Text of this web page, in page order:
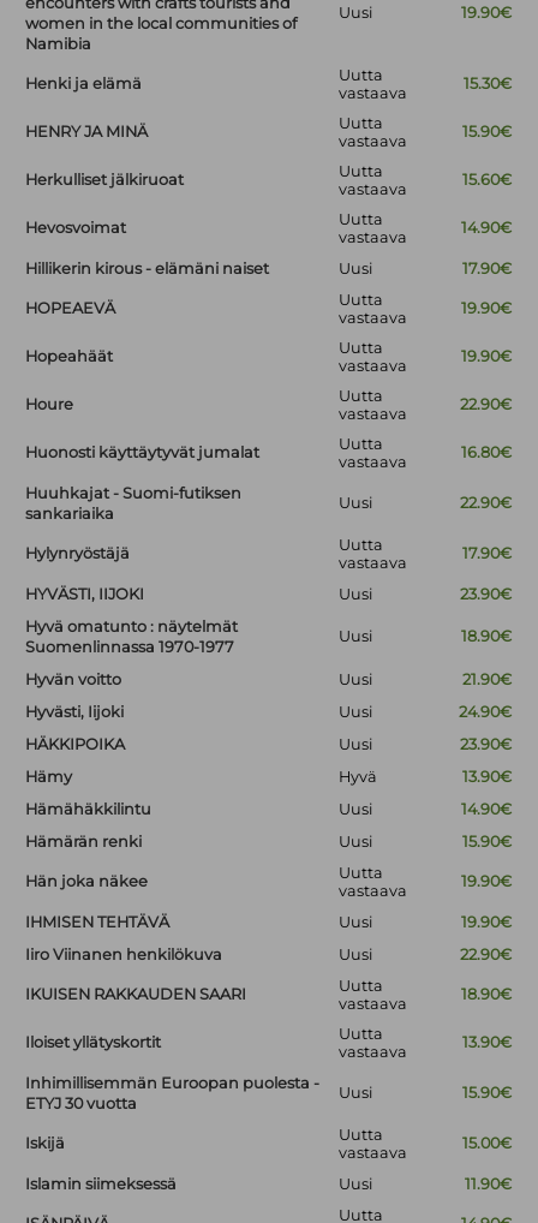
women in the local communities of
Namibia
Uusi 19.90€
Henki ja elämä
Uutta
vastaava
15.30€
HENRY JA MINÄ
Uutta
vastaava
15.90€
Herkulliset jälkiruoat
Uutta
vastaava
15.60€
Hevosvoimat
Uutta
vastaava
14.90€
Hillikerin kirous - elämäni naiset Uusi 17.90€
HOPEAEVÄ
Uutta
vastaava
19.90€
Hopeahäät
Uutta
vastaava
19.90€
Houre
Uutta
vastaava
22.90€
Huonosti käyttäytyvät jumalat
Uutta
vastaava
16.80€
Huuhkajat - Suomi-futiksen
sankariaika
Uusi 22.90€
Hylynryöstäjä
Uutta
vastaava
17.90€
HYVÄSTI, IIJOKI Uusi
23.90€
Hyvä omatunto : näytelmät
Suomenlinnassa 1970-1977
Uusi 18.90€
Hyvän voitto Uusi
21.90€
Hyvästi, Iijoki
Uusi
24.90€
HÄKKIPOIKA
Uusi
23.90€
Hämy
Hyvä
13.90€
Hämähäkkilintu
Uusi
14.90€
Hämärän renki
Uusi 15.90€
Hän joka näkee
Uutta
vastaava
19.90€
IHMISEN TEHTÄVÄ Uusi
19.90€
Iiro Viinanen henkilökuva
Uusi 22.90€
IKUISEN RAKKAUDEN SAARI
Uutta
vastaava
18.90€
Iloiset yllätyskortit
Uutta
vastaava
13.90€
Inhimillisemmän Euroopan puolesta -
ETYJ 30 vuotta
Uusi 15.90€
Iskijä
Uutta
vastaava
15.00€
Islamin siimeksessä Uusi 11.90€
Uutta